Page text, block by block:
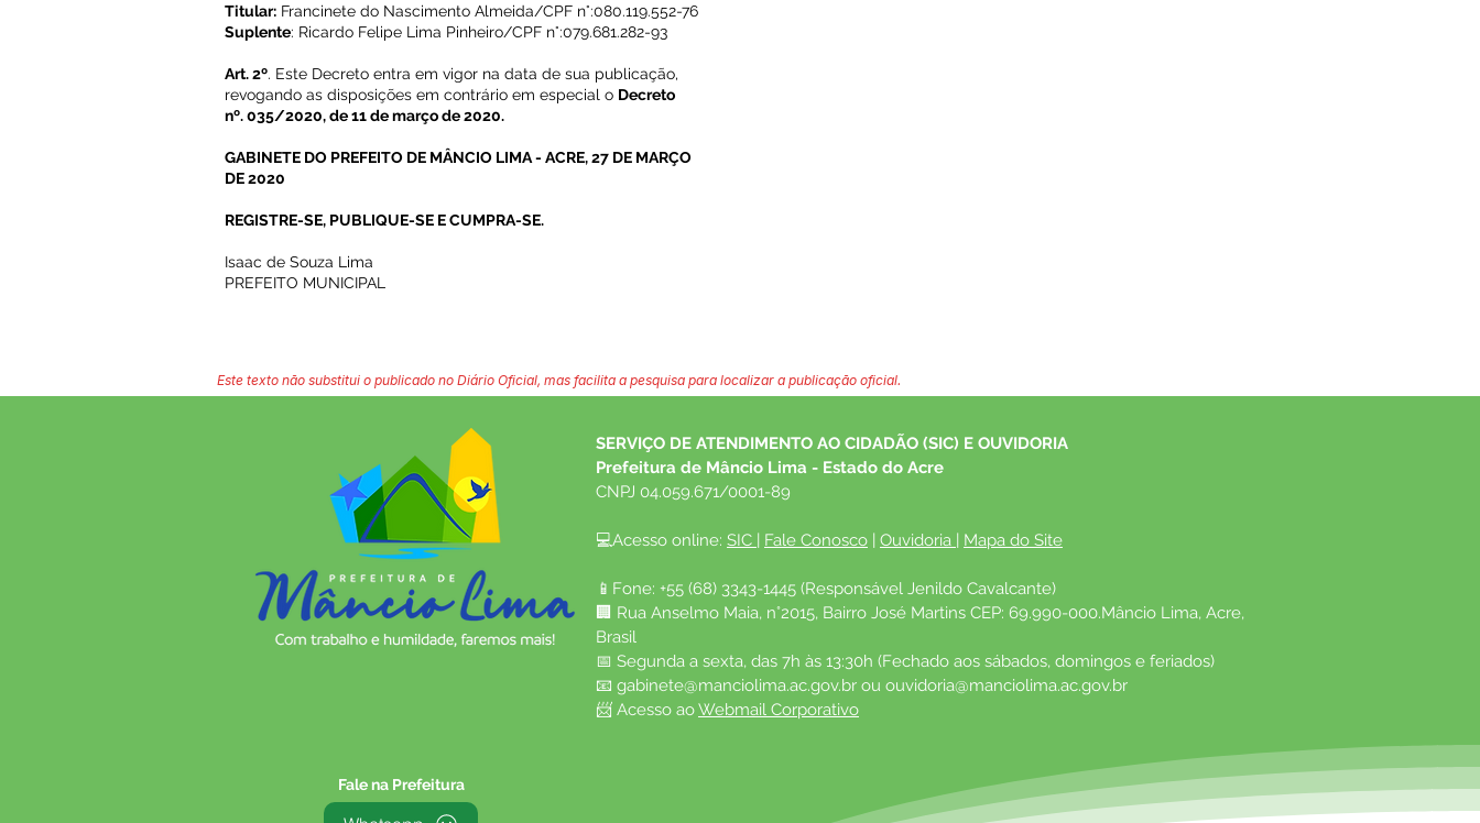
Titular: Francinete do Nascimento Almeida/CPF n°:080.119.552-76
Suplente: Ricardo Felipe Lima Pinheiro/CPF n°:079.681.282-93
Art. 2º. Este Decreto entra em vigor na data de sua publicação,
revogando as disposições em contrário em especial o Decreto
nº. 035/2020, de 11 de março de 2020.
GABINETE DO PREFEITO DE MÂNCIO LIMA - ACRE, 27 DE MARÇO
DE 2020
REGISTRE-SE, PUBLIQUE-SE E CUMPRA-SE.
Isaac de Souza Lima
PREFEITO MUNICIPAL
Este texto não substitui o publicado no Diário Oficial, mas facilita a pesquisa para localizar a publicação oficial.
SERVIÇO DE ATENDIMENTO AO CIDADÃO (SIC) E OUVIDORIA
Prefeitura de Mâncio Lima - Estado do Acre
CNPJ 04.059.671/0001-89
💻Acesso online: SIC | Fale Conosco | Ouvidoria | Mapa do Site
📱Fone: +55 (68) 3343-1445 (Responsável Jenildo Cavalcante)
🏢 Rua Anselmo Maia, n°2015, Bairro José Martins CEP: 69.990-000.Mâncio Lima, Acre,
Brasil
📅 Segunda a sexta, das 7h às 13:30h (Fechado aos sábados, domingos e feriados)
📧 gabinete@manciolima.ac.gov.br ou ouvidoria@manciolima.ac.gov.br
📨 Acesso ao Webmail Corporativo
Fale na Prefeitura